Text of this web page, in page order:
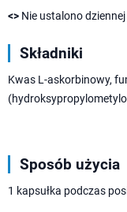
<> Nie ustalono
Składniki
Kwas L-askorbinowy,
Sposób użycia
1 kapsułka podczas